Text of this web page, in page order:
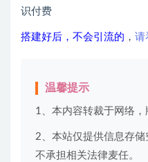
识付费
搭建好后，不会引流的 ， 请
温馨提示
1、本内容转裁于网络，
2、本站仅提供信息存储
不承担相关法律麦任。